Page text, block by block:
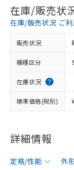
在庫/販売状
在庫/販売状況 ご
販売状況
機種区分
在庫状況
標準価格(税別)
詳細情報
定格/性能 外